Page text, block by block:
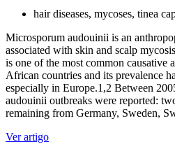
hair diseases, mycoses, tinea
Microsporum audouinii is an
associated with skin and scalp
is one of the most common causative
African countries and its prevalence
especially in Europe.1,2 Between
audouinii outbreaks were reported:
remaining from Germany, Sweden,
Ver artigo